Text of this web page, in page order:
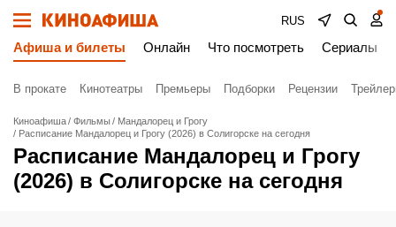
RUS
Афиша и билеты Онлайн Что посмотреть Сериалы
В прокате Кинотеатры Премьеры Подборки Рецензии
Киноафиша Фильмы
Мандалорец и Грогу
Расписание Мандалорец и Грогу (2026) в Солигорске на сегодня
Расписание Мандалорец и Грогу
(2026) в Солигорске на сегодня